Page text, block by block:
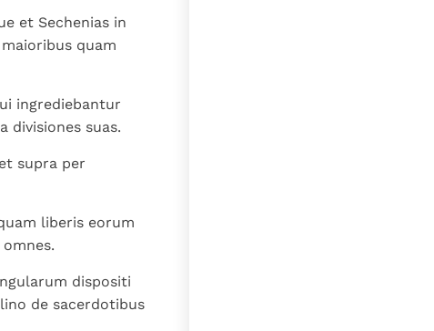
et Sechenias in
quam
ingrediebantur
divisiones suas.
supra per
liberis eorum
dispositi
de sacerdotibus